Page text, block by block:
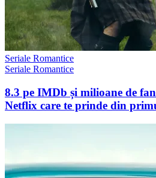
Seriale Romantice
Seriale Romantice
8.3 pe IMDb și milioane de
Netflix care te prinde din